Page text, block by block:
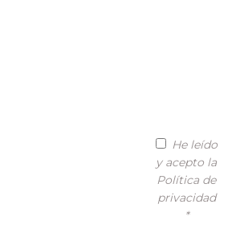
He leído
y acepto la
Política de
privacidad
*